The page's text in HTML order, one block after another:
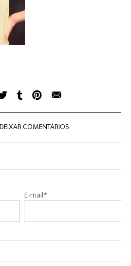
DEIXAR COMENTÁRIOS
E-mail*